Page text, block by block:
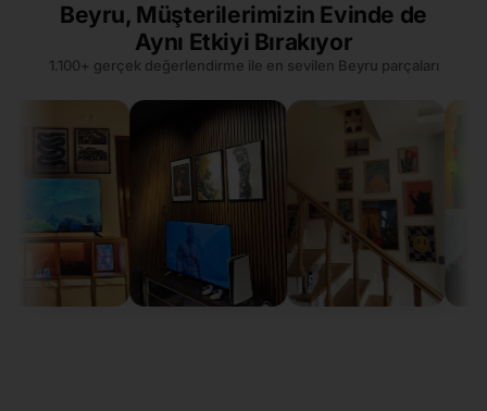
Beyru, Müşterilerimizin Evinde de
Aynı Etkiyi Bırakıyor
1.100+ gerçek değerlendirme ile en sevilen Beyru parçaları